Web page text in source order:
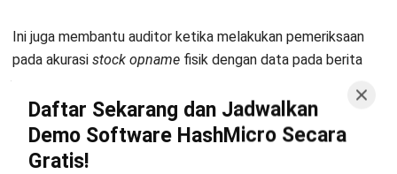
Daftar Sekarang dan Jadwalkan
Demo Software HashMicro Secara
Gratis!
Ini juga membantu auditor ketika melakukan pemeriksaan
pada akurasi stock opname fisik dengan data pada berita
di bawah ini: